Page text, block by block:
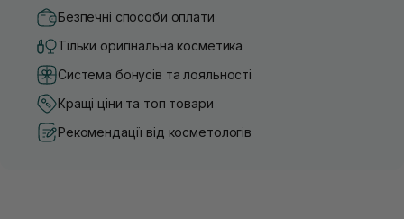
Безпечні способи оплати
Тільки оригінальна косметика
Система бонусів та лояльності
Кращі ціни та топ товари
Рекомендації від косметологів